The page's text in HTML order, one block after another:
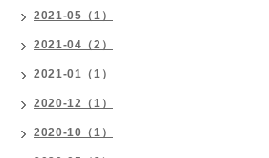
2021-05（1）
2021-04（2）
2021-01（1）
2020-12（1）
2020-10（1）